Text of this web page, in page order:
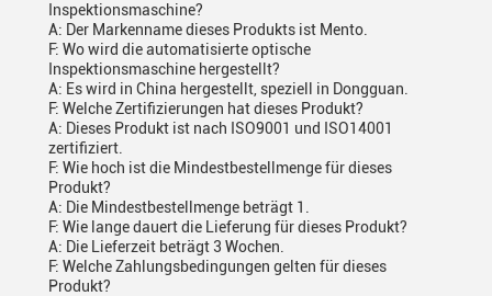
Inspektionsmaschine?
A: Der Markenname dieses Produkts ist Mento.
F: Wo wird die automatisierte optische
Inspektionsmaschine hergestellt?
A: Es wird in China hergestellt, speziell in Dongguan.
F: Welche Zertifizierungen hat dieses Produkt?
A: Dieses Produkt ist nach ISO9001 und ISO14001
zertifiziert.
F: Wie hoch ist die Mindestbestellmenge für dieses
Produkt?
A: Die Mindestbestellmenge beträgt 1.
F: Wie lange dauert die Lieferung für dieses Produkt?
A: Die Lieferzeit beträgt 3 Wochen.
F: Welche Zahlungsbedingungen gelten für dieses
Produkt?